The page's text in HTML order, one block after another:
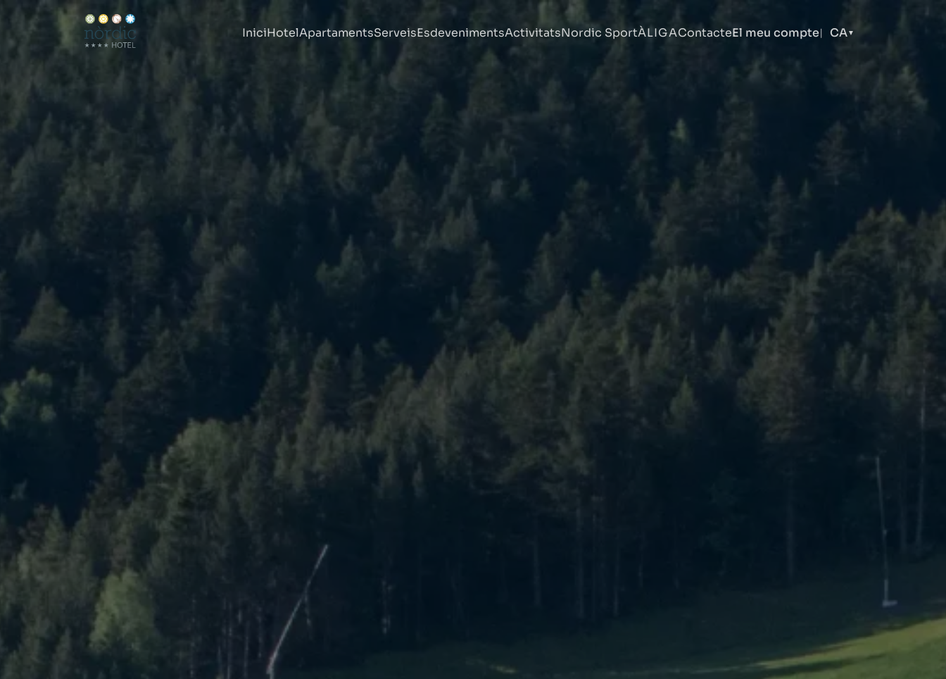
IniciHotelApartamentsServeisEsdevenimentsActivitatsNordic SportÀLIGAContacteEl meu compte| CA▼